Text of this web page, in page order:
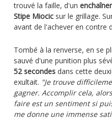
trouvé la faille, d'un
Stipe Miocic sur le grillage.
avant de l'achever en contre
Tombé à la renverse, en se
sauvé d'une punition plus
52 secondes dans cette
exultait. "Je trouve
gagner. Accomplir cela,
faire est un sentiment si
me donne une immense